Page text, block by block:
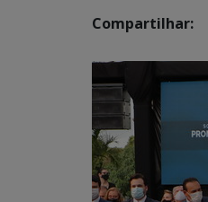
Compartilhar: